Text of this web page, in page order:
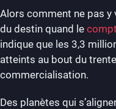
Alors comment ne pas y
du destin quand le
indique que les 3,3
atteints au bout du
commercialisation.
Des planètes qui